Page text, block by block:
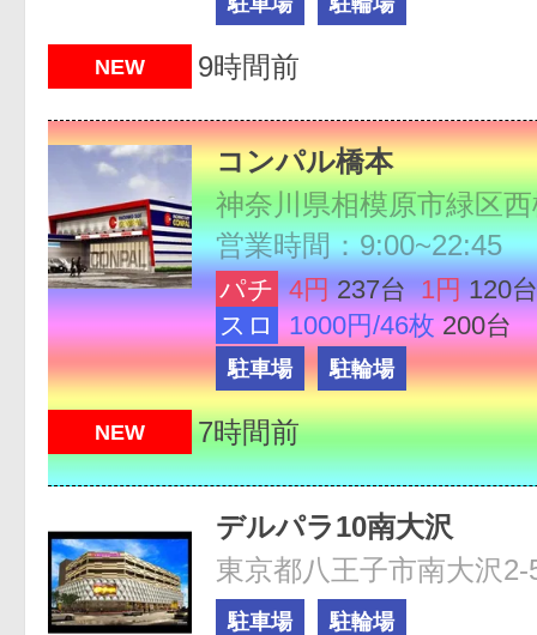
NEW 9時間前
コンパル橋本
神奈川県相模原市緑区
営業時間：9:00~22:45
パチ 4円 237台 1円 120台
スロ
1000円/46枚 200台
駐車場 駐輪場
NEW 7時間前
デルパラ10南大沢
東京都八王子市南大沢2-
駐車場 駐輪場